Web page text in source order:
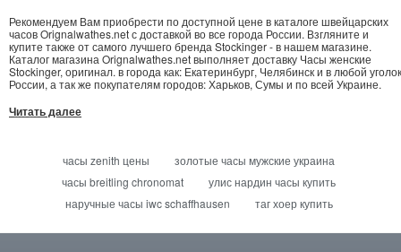
Рекомендуем Вам приобрести по доступной цене в каталоге швейцарских
часов Orignalwathes.net с доставкой во все города России. Взгляните и
купите также от самого лучшего бренда Stockinger - в нашем магазине.
Каталог магазина Orignalwathes.net выполняет доставку Часы женские
Stockinger, оригинал. в города как: Екатеринбург, Челябинск и в любой уголок
России, а так же покупателям городов: Харьков, Сумы и по всей Украине.
Читать далее
часы zenith цены
золотые часы мужские украина
часы breitling chronomat
улис нардин часы купить
наручные часы iwc schaffhausen
таг хоер купить